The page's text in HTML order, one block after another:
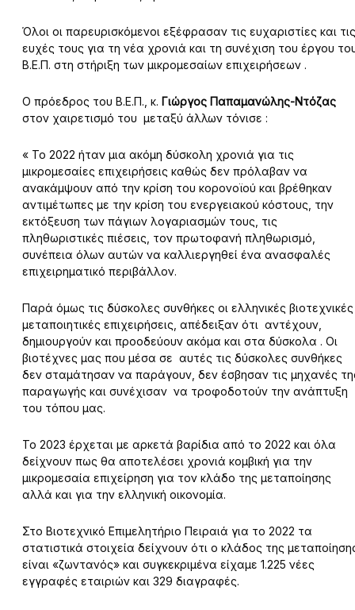
Όλοι οι παρευρισκόμενοι εξέφρασαν τις ευχαριστίες και τις
ευχές τους για τη νέα χρονιά και τη συνέχιση του έργου
Β.Ε.Π. στη στήριξη των μικρομεσαίων επιχειρήσεων .
Ο πρόεδρος του Β.Ε.Π., κ. Γιώργος Παπαμανώλης-Ντόζας
στον χαιρετισμό του μεταξύ άλλων τόνισε :
« Το 2022 ήταν μια ακόμη δύσκολη χρονιά για τις
μικρομεσαίες επιχειρήσεις καθώς δεν πρόλαβαν να
ανακάμψουν από την κρίση του κορονοϊού και βρέθηκαν
αντιμέτωπες με την κρίση του ενεργειακού κόστους, την
εκτόξευση των πάγιων λογαριασμών τους, τις
πληθωριστικές πιέσεις, τον πρωτοφανή πληθωρισμό,
συνέπεια όλων αυτών να καλλιεργηθεί ένα ανασφαλές
επιχειρηματικό περιβάλλον.
Παρά όμως τις δύσκολες συνθήκες οι ελληνικές βιοτεχνικές
μεταποιητικές επιχειρήσεις, απέδειξαν ότι αντέχουν,
δημιουργούν και προοδεύουν ακόμα και στα δύσκολα . Οι
βιοτέχνες μας που μέσα σε αυτές τις δύσκολες συνθήκες
δεν σταμάτησαν να παράγουν, δεν έσβησαν τις μηχανές
παραγωγής και συνέχισαν να τροφοδοτούν την ανάπτυξη
του τόπου μας.
Το 2023 έρχεται με αρκετά βαρίδια από το 2022 και όλα
δείχνουν πως θα αποτελέσει χρονιά κομβική για την
μικρομεσαία επιχείρηση για τον κλάδο της μεταποίησης
αλλά και για την ελληνική οικονομία.
Στο Βιοτεχνικό Επιμελητήριο Πειραιά για το 2022 τα
στατιστικά στοιχεία δείχνουν ότι ο κλάδος της
είναι «ζωντανός» και συγκεκριμένα είχαμε 1.225 νέες
εγγραφές εταιριών και 329 διαγραφές.